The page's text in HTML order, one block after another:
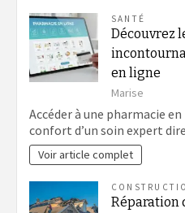
SANTÉ
Découvrez
en ligne
Marise
Accéder à une pharmacie
confort d’un soin expert
Voir article complet
Réparation